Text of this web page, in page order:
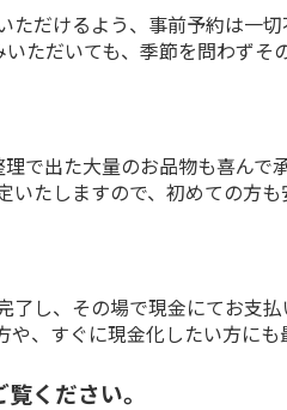
だけるよう、事前予約は一切
ただいても、季節を問わずそ
で出た大量のお品物も喜んで承
たしますので、初めての方
し、その場で現金にてお支払
、すぐに現金化したい方にも
ください。